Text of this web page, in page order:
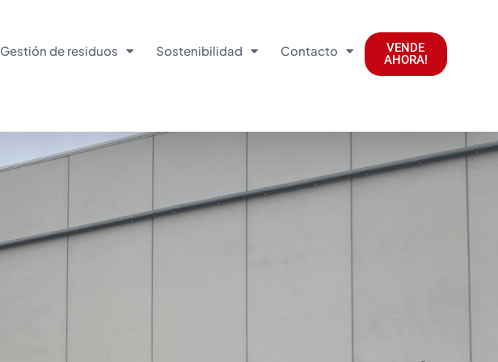
Gestión de residuos Sostenibilidad Contacto
VENDE
AHORA!